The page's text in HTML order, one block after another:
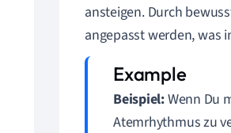
ansteigen. Durch
angepasst werden, was
Beispiel:Wenn Du
Atemrhythmus zu